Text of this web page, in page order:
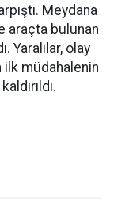
Meydana
araçta bulunan
Yaralılar, olay
ilk müdahalenin